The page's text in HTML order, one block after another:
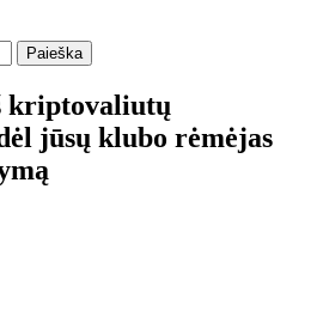
kriptovaliutų
jūsų klubo rėmėjas